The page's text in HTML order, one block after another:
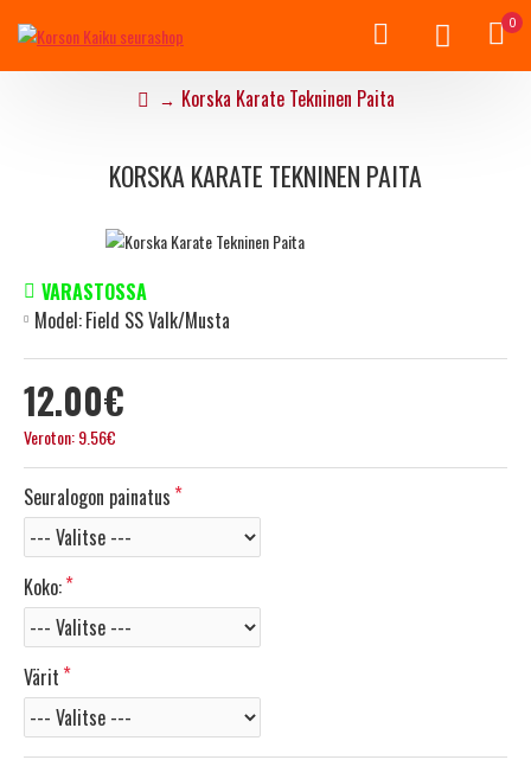
0
Korska Karate Tekninen Paita
KORSKA KARATE TEKNINEN PAITA
12.00€
Veroton: 9.56€
VARASTOSSA
Model:Field SS Valk/Musta
Seuralogon painatus
Koko:
Värit